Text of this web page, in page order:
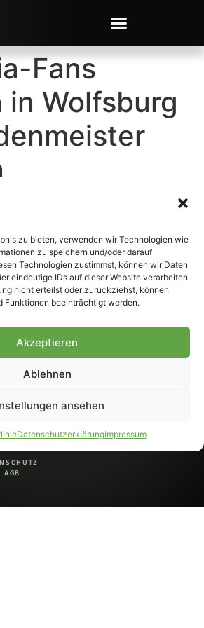
zu bieten, verwenden wir Technologien wie
zu speichern und/oder darauf
Technologien zustimmst, können wir Daten
eindeutige IDs auf dieser Website verarbeiten.
nicht erteilst oder zurückziehst, können
Funktionen beeinträchtigt werden.
Akzeptieren
Ablehnen
ansehen
DatenschutzerklärungImpressum
Fans
in Wolfsburg
ein
Magazin
AGB